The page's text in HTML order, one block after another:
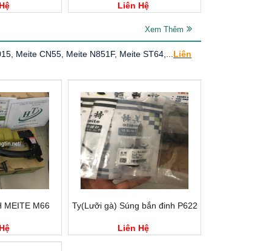
Liên Hệ
Xem Thêm
Meite CN55, Meite N851F, Meite ST64,... Liên
MEITE M66 Ty(Lưỡi gà) Súng bắn đinh P622
Liên Hệ